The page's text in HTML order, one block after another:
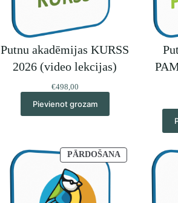
Putnu akadēmijas KURSS
2026 (video lekcijas)
€498,00
Pievienot grozam
PĀRDOŠANAPRECEI
IR
ATLAIDE